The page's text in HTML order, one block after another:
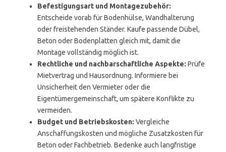
Befestigungsart und Montagezubehör:
Entscheide vorab für Bodenhülse, Wandhalterung
oder freistehenden Ständer. Kaufe passende Dübel,
Beton oder Bodenplatten gleich mit, damit die
Montage vollständig möglich ist.
Rechtliche und nachbarschaftliche Aspekte: Prüfe
Mietvertrag und Hausordnung. Informiere bei
Unsicherheit den Vermieter oder die
Eigentümergemeinschaft, um spätere Konflikte zu
vermeiden.
Budget und Betriebskosten: Vergleiche
Anschaffungskosten und mögliche Zusatzkosten für
Beton oder Fachbetrieb. Bedenke auch langfristige